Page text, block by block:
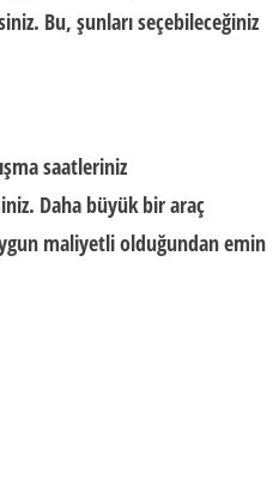
Bu, şunları seçebileceğiniz
saatleriniz
Daha büyük bir araç
maliyetli olduğundan emin